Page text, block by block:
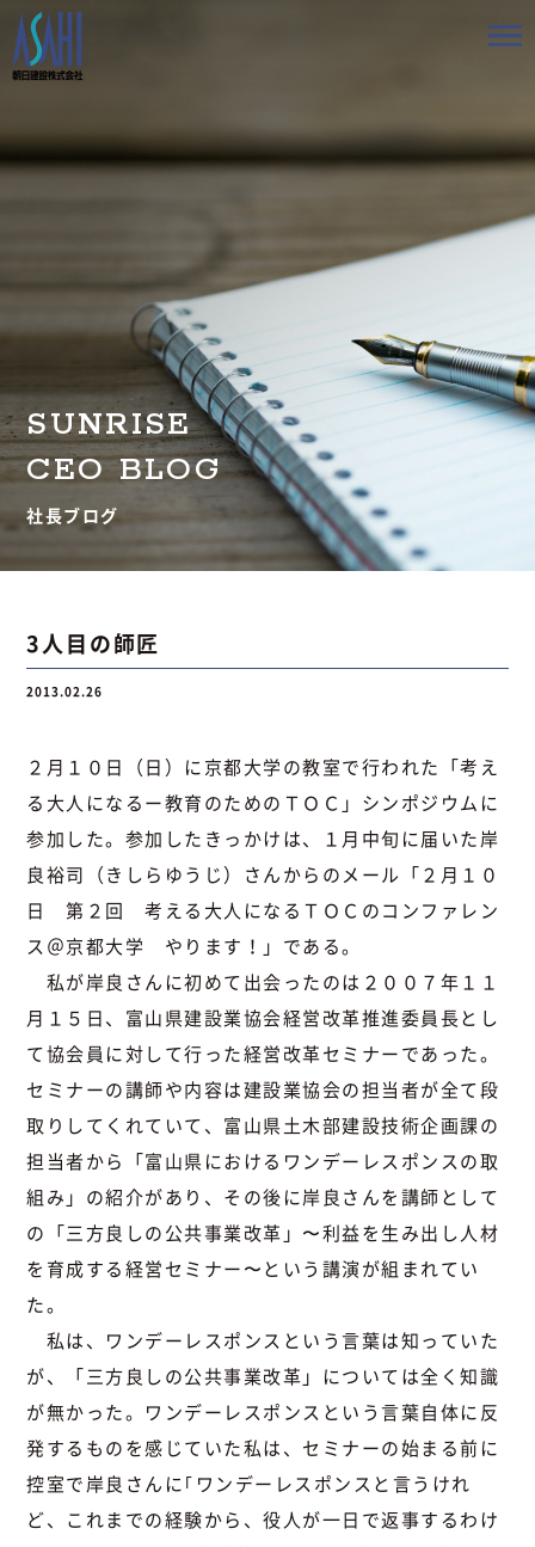
私たちの想いと強み
会社情報
お知らせ
お問い合わせ
SUNRISE
CEO BLOG
社長ブログ
3人目の師匠
2013.02.26
２月１０日（日）に京都大学の教室で行われた「考え
る大人になるー教育のためのＴＯＣ」シンポジウムに
参加した。参加したきっかけは、１月中旬に届いた岸
良裕司（きしらゆうじ）さんからのメール「２月１０
日 第２回 考える大人になるＴＯＣのコンファレン
ス＠京都大学 やります！」である。
私が岸良さんに初めて出会ったのは２００７年１１
月１５日、富山県建設業協会経営改革推進委員長とし
て協会員に対して行った経営改革セミナーであった。
セミナーの講師や内容は建設業協会の担当者が全て段
取りしてくれていて、富山県土木部建設技術企画課の
担当者から「富山県におけるワンデーレスポンスの取
組み」の紹介があり、その後に岸良さんを講師として
の「三方良しの公共事業改革」〜利益を生み出し人材
を育成する経営セミナー〜という講演が組まれてい
た。
私は、ワンデーレスポンスという言葉は知っていた
が、「三方良しの公共事業改革」については全く知識
が無かった。ワンデーレスポンスという言葉自体に反
発するものを感じていた私は、セミナーの始まる前に
控室で岸良さんに｢ワンデーレスポンスと言うけれ
ど、これまでの経験から、役人が一日で返事するわけ